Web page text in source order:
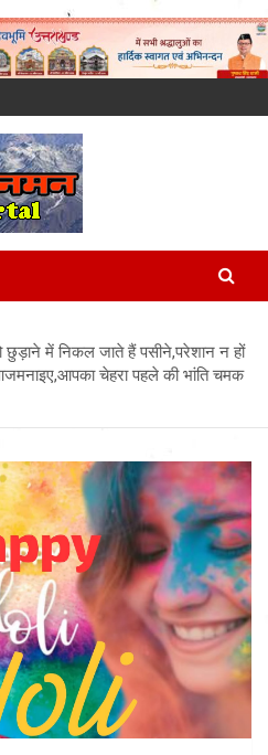
Breaking
News in
में निकल जाते हैं पसीने,परेशान न हों
चेहरा पहले की भांति चमक